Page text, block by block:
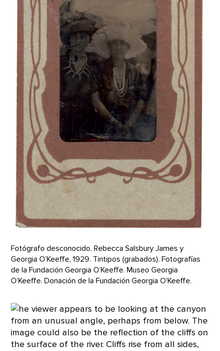
Fotógrafo desconocido. Rebecca Salsbury James y
Georgia O’Keeffe, 1929. Tintipos (grabados). Fotografías
de la Fundación Georgia O’Keeffe. Museo Georgia
O’Keeffe. Donación de la Fundación Georgia O’Keeffe.